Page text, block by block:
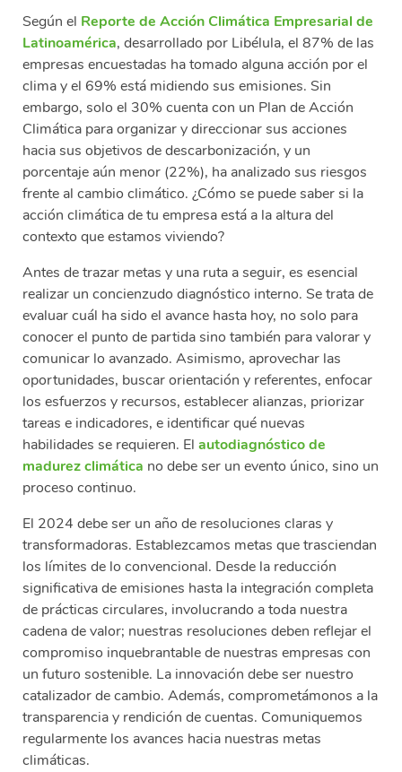
Según el Reporte de Acción Climática Empresarial de
Latinoamérica, desarrollado por Libélula, el 87% de las
empresas encuestadas ha tomado alguna acción por el
clima y el 69% está midiendo sus emisiones. Sin
embargo, solo el 30% cuenta con un Plan de Acción
Climática para organizar y direccionar sus acciones
hacia sus objetivos de descarbonización, y un
porcentaje aún menor (22%), ha analizado sus riesgos
frente al cambio climático. ¿Cómo se puede saber si la
acción climática de tu empresa está a la altura del
contexto que estamos viviendo?
Antes de trazar metas y una ruta a seguir, es esencial
realizar un concienzudo diagnóstico interno. Se trata de
evaluar cuál ha sido el avance hasta hoy, no solo para
conocer el punto de partida sino también para valorar y
comunicar lo avanzado. Asimismo, aprovechar las
oportunidades, buscar orientación y referentes, enfocar
los esfuerzos y recursos, establecer alianzas, priorizar
tareas e indicadores, e identificar qué nuevas
habilidades se requieren. El autodiagnóstico de
madurez climática no debe ser un evento único, sino un
proceso continuo.
El 2024 debe ser un año de resoluciones claras y
transformadoras. Establezcamos metas que trasciendan
los límites de lo convencional. Desde la reducción
significativa de emisiones hasta la integración completa
de prácticas circulares, involucrando a toda nuestra
cadena de valor; nuestras resoluciones deben reflejar el
compromiso inquebrantable de nuestras empresas con
un futuro sostenible. La innovación debe ser nuestro
catalizador de cambio. Además, comprometámonos a la
transparencia y rendición de cuentas. Comuniquemos
regularmente los avances hacia nuestras metas
climáticas.